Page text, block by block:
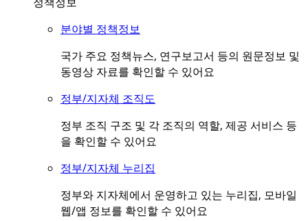
분야별 정책정보
국가 주요 정책뉴스, 연구보고서 등의 원문정보 및
동영상 자료를 확인할 수 있어요
정부/지자체 조직도
정부 조직 구조 및 각 조직의 역할, 제공 서비스 등
을 확인할 수 있어요
정부/지자체 누리집
정부와 지자체에서 운영하고 있는 누리집, 모바일
웹/앱 정보를 확인할 수 있어요